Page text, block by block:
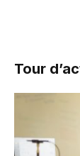
Tour